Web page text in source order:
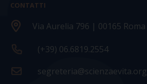
CONTATTI
Via Aurelia 796 | 00165 Roma
(+39) 06.6819.2554
segreteria@scienzaevita.org